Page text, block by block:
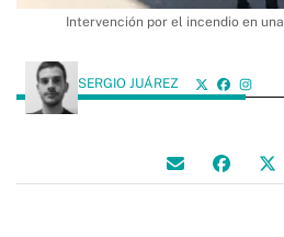
Intervención por el incendio en
SERGIO JUÁREZ